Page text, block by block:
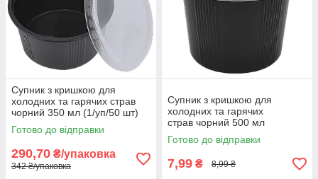
Супник з кришкою для
холодних та гарячих страв
чорний 350 мл (1/уп/50 шт)
Готово до відправки
290,70 ₴/упаковка
342 ₴/упаковка
Супник з кришкою для
холодних та гарячих
страв чорний 500 мл
(упаковка 50 шт)
Готово до відправки
7,99 ₴ 8,99 ₴